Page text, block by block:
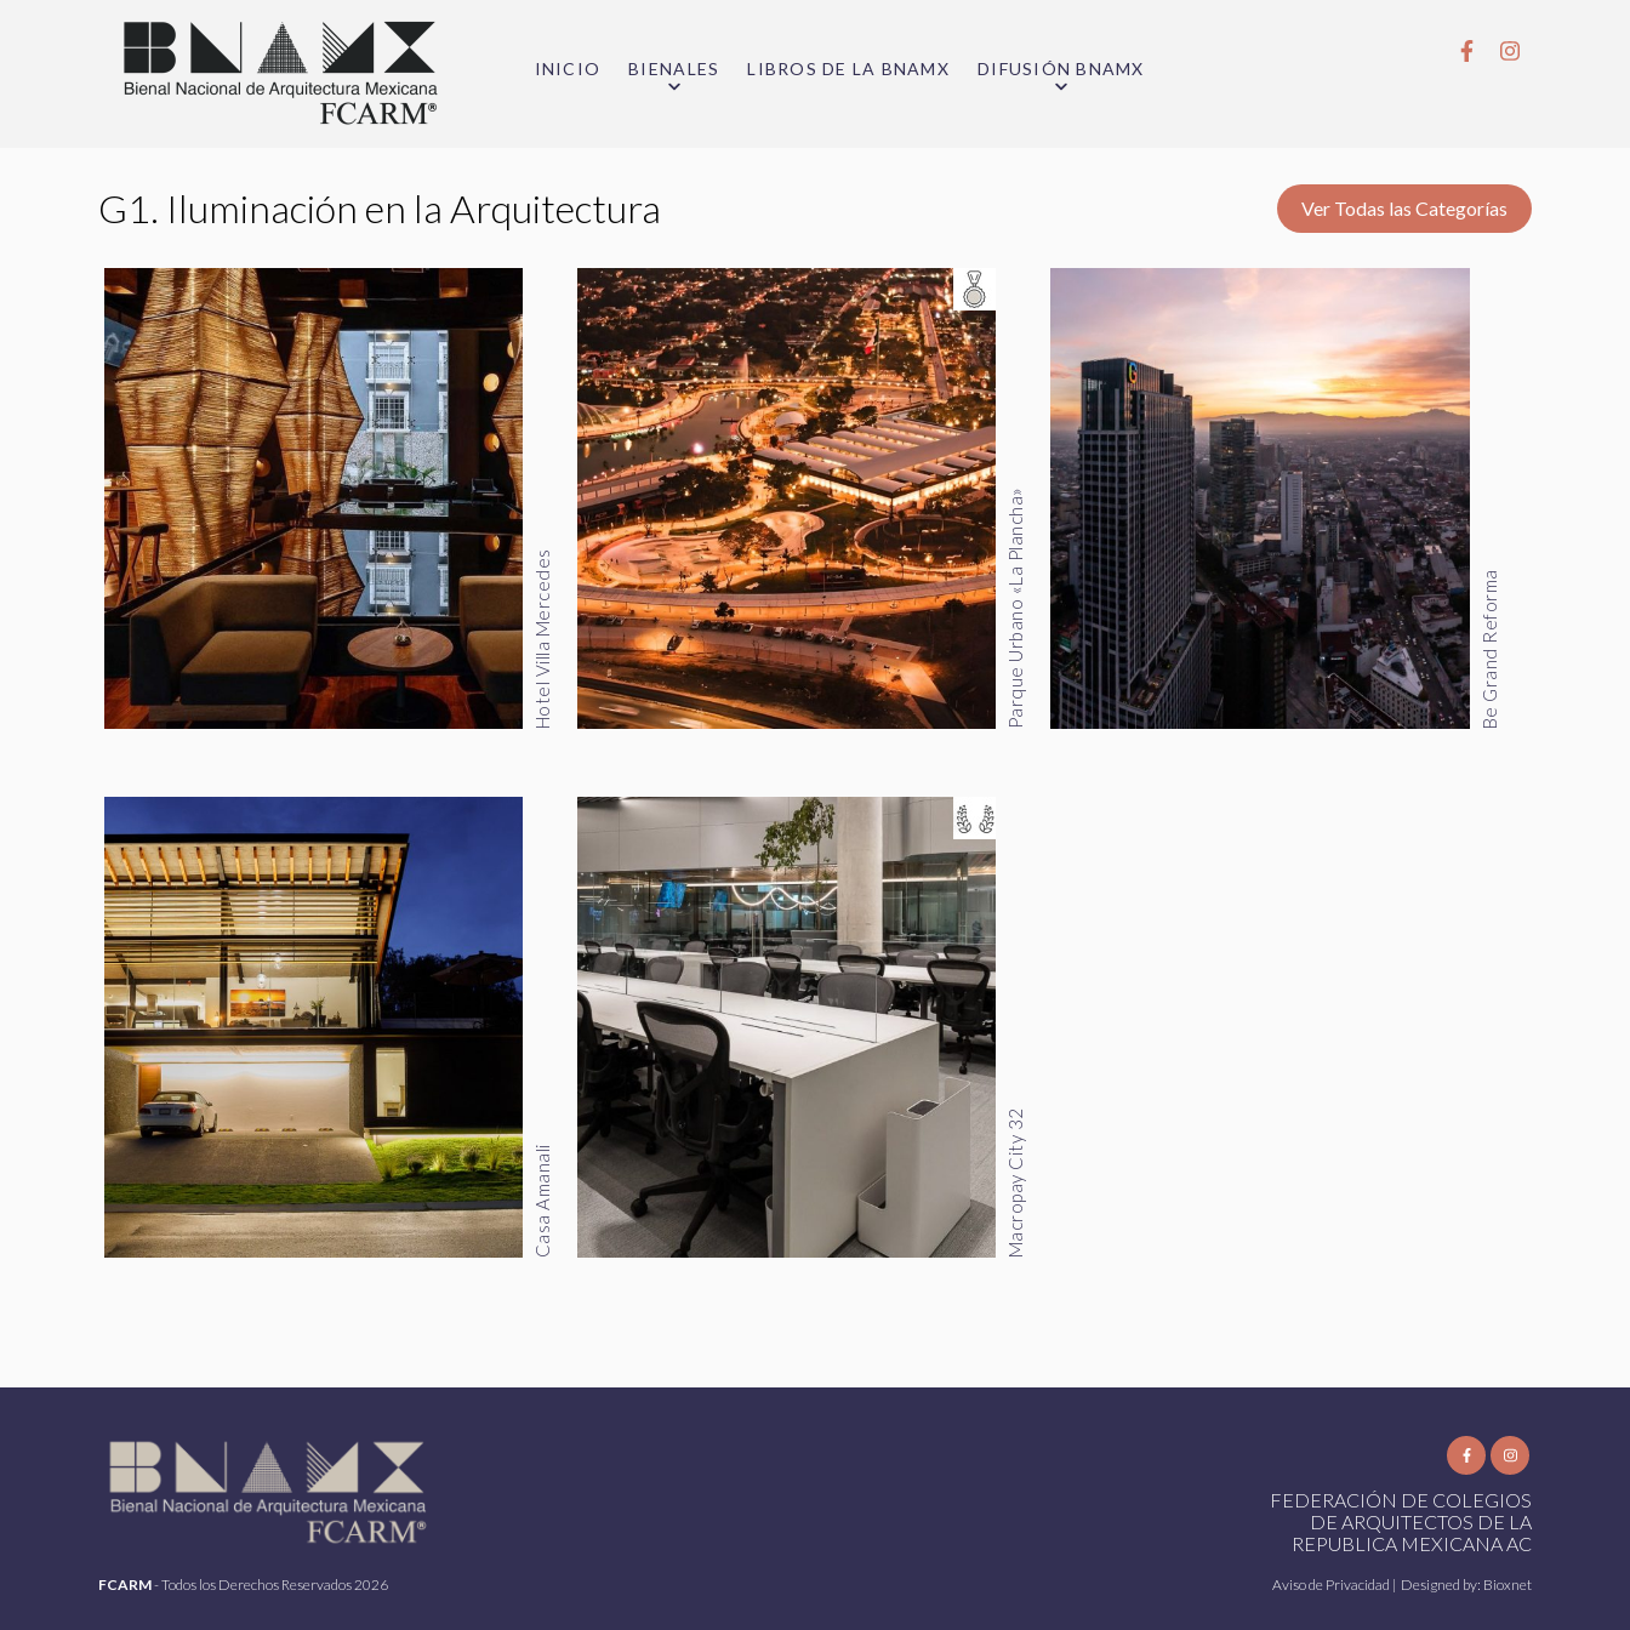
INICIO BIENALES LIBROS DE LA BNAMX DIFUSIÓN BNAMX
G1. Iluminación en la Arquitectura Ver Todas las Categorías
Hotel Villa Mercedes Parque Urbano «La Plancha» Be Grand Reforma
Casa Amanali Macropay City 32
FEDERACIÓN DE COLEGIOS
DE ARQUITECTOS DE LA
REPUBLICA MEXICANA AC
FCARM- Todos los Derechos Reservados 2026 Aviso de Privacidad | Designed by: Bioxnet